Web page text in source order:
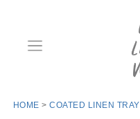
HOME COATED LINEN TRAY